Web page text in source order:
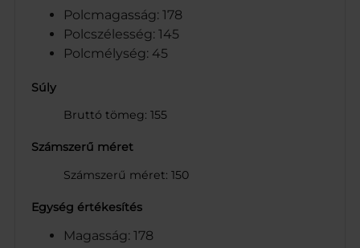
Polcmagasság: 178
Polcszélesség: 145
Polcmélység: 45
Súly
Bruttó tömeg: 155
Számszerű méret
Számszerű méret: 150
Egység értékesítés
Magasság: 178